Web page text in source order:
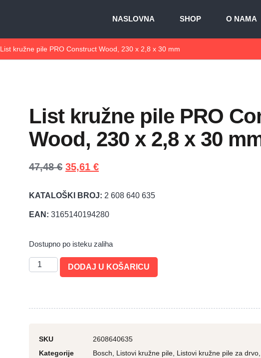
NASLOVNA SHOP O NAMA
List kružne pile PRO Construct Wood, 230 x 2,8 x 30 mm
List kružne pile PRO
Wood, 230 x 2,8 x 30
47,48€ 35,61 €
KATALOŠKI BROJ: 2 608 640 635
EAN: 3165140194280
Dostupno po isteku zaliha
DODAJ U KOŠARICU
SKU
2608640635
Kategorije
Bosch Listovi kružne pile Listovi kružne pile za drvo